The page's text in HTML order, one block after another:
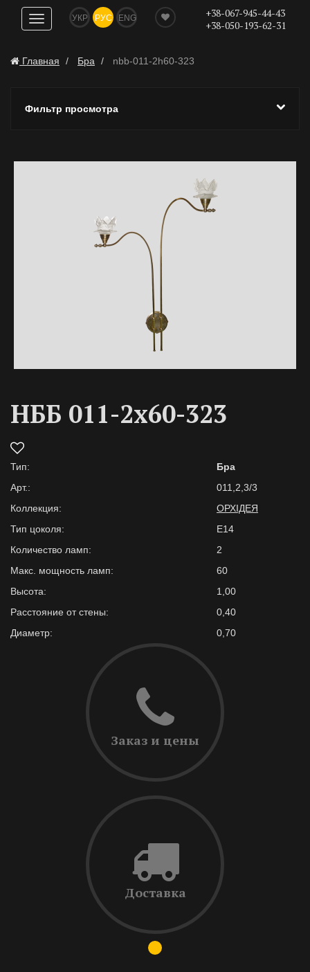
Показать
навигацию
УКР РУС ENG
+38-067-945-44-43
+38-050-193-62-31
Главная Бра nbb-011-2h60-323
Фильтр просмотра
НББ 011-2х60-323
Тип:
Бра
Арт.:
011,2,3/3
Коллекция:
ОРХІДЕЯ
Тип цоколя:
E14
Количество ламп:
2
Макс. мощность ламп:
60
Высота:
1,00
Расстояние от стены:
0,40
Диаметр:
0,70
Заказ и цены
Доставка